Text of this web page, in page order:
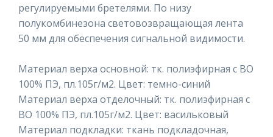
регулируемыми бретелями. По низу
полукомбинезона световозвращающая лента
50 мм для обеспечения сигнальной видимости.
Материал верха основной: тк. полиэфирная с ВО
100% ПЭ, пл.105г/м2. Цвет: темно-синий
Материал верха отделочный: тк. полиэфирная с
ВО 100% ПЭ, пл.105г/м2. Цвет: васильковый
Материал подкладки: ткань подкладочная,